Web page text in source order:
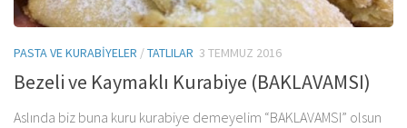
PASTA VE KURABIYELER /TATLILAR 3 TEMMUZ 2016
Bezeli ve Kaymaklı Kurabiye (BAKLAVAMSI)
Aslında biz buna kuru kurabiye demeyelim “BAKLAVAMSI” olsun